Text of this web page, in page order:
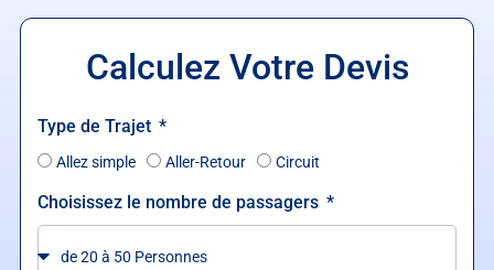
Calculez Votre Devis
Type de Trajet
Allez simple Aller-Retour Circuit
Choisissez le nombre de passagers